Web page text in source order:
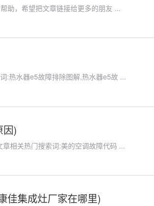
助，希望把文章链接给更多的朋友 ...
:热水器e5故障排除图解,热水器e5故 ...
因)
相关热门搜索词:美的空调故障代码 ...
佳集成灶厂家在哪里)